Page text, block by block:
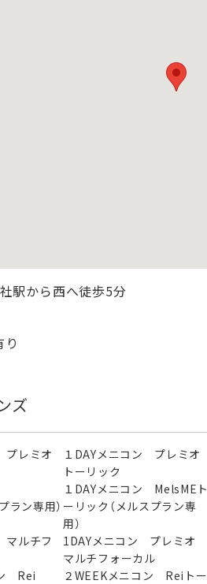
社駅から西へ徒歩5分
ズ
プレミオ
１DAYメニコン プレミオ
トーリック
ラン専用）
１DAYメニコン MelsMEト
ーリック（メルスプラン専
用）
ルチフ
1DAYメニコン プレミオ
マルチフォーカル
Rei
２WEEKメニコン Reiトー